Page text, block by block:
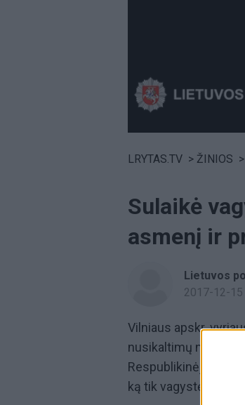
LRYTAS.TV > ŽINIOS >
Sulaikė
asmenį ir
Lietuvos
2017-12-15
Vilniaus apskr.
nusikaltimų
Respublikinėje
ką tik vagystę